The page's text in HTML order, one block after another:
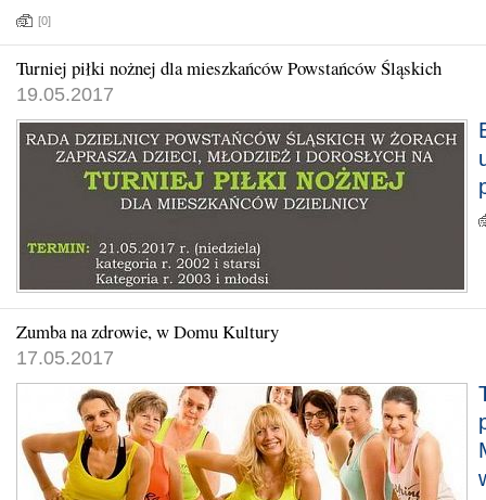
[0]
Turniej piłki nożnej dla mieszkańców Powstańców Śląskich
19.05.2017
Zumba na zdrowie, w Domu Kultury
17.05.2017